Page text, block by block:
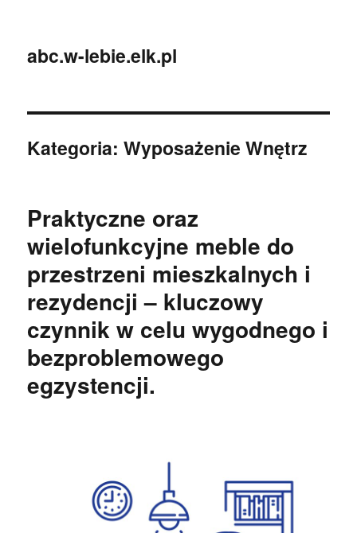
abc.w-lebie.elk.pl
Kategoria:Wyposażenie Wnętrz
Praktyczne oraz
wielofunkcyjne meble do
przestrzeni mieszkalnych i
rezydencji – kluczowy
czynnik w celu wygodnego i
bezproblemowego
egzystencji.